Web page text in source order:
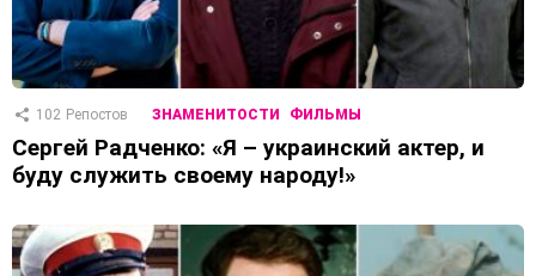
102 Репостов ЗНАМЕНИТОСТИ ФИЛЬМЫ
Сергей Радченко: «Я – украинский актер, и
буду служить своему народу!»